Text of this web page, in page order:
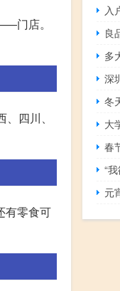
门店。
四川、
有零食可
良
多
深
冬
大
春
“
元